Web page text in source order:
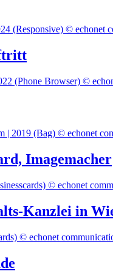
Imagemacher
Kanzlei in